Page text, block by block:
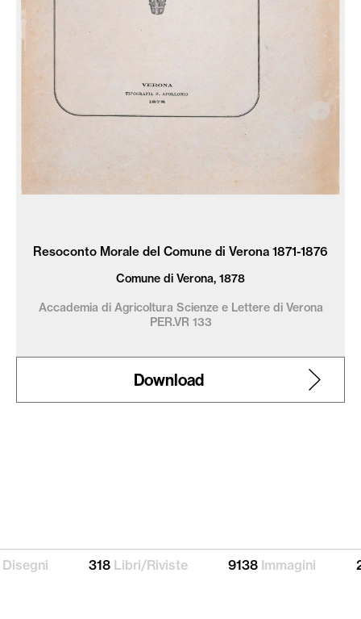
Resoconto Morale del Comune di Verona 1871-1876
Comune di Verona, 1878
Accademia di Agricoltura Scienze e Lettere di Verona
PER.VR 133
Download
Disegni 318 Libri/Riviste 9138 Immagini